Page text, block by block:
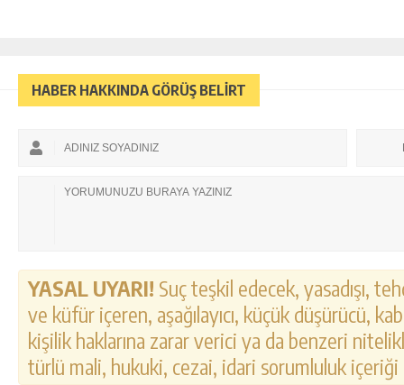
HABER HAKKINDA GÖRÜŞ BELİRT
YASAL UYARI! Suç teşkil edecek, yasadışı,
ve küfür içeren, aşağılayıcı, küçük düşürücü,
kişilik haklarına zarar verici ya da benzeri
türlü mali, hukuki, cezai, idari sorumluluk